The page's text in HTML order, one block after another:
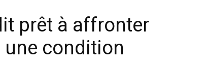
prêt à affronter
une condition